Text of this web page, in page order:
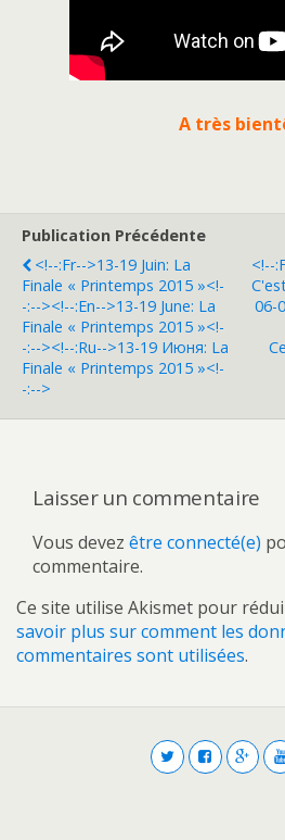
A très
Publication Précédente
<!--:fr-->13-19 Juin: La
Finale « Printemps 2015 »<!-
-:--><!--:en-->13-19 June: La
Finale « Printemps 2015 »<!-
-:--><!--:ru-->13-19 Июня: La
Finale « Printemps 2015 »<!-
-:-->
<!--
06-
Laisser un commentaire
Vous devez être connecté(e)
commentaire.
Ce site utilise Akismet pour
savoir plus sur comment les
commentaires sont utilisées.